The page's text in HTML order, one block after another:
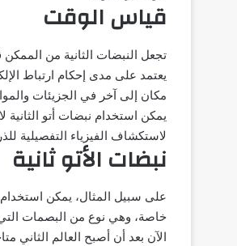
قياس الوقت
تجعل النبضات الثانية من
يعتمد على مدى إحكام ارتباط
مكان إلى آخر في الجزيئات
يمكن استخدام نبضات أتو الثانية
لاستكشاف الفيزياء التفصيلية
نبضات الأتو ثانية
على سبيل المثال، يمكن استخدام
خاصة، وهي نوع من البصمات
الآن بعد أن أصبح العالم الثاني